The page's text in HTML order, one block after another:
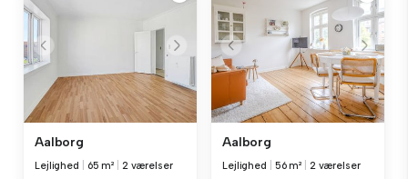
Aalborg
Lejlighed 65 m² 2 værelser
Aalborg
Lejlighed 56 m² 2 værelser